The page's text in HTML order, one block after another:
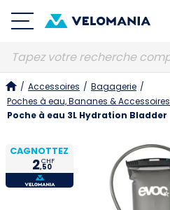
/ Accessoires / Bagagerie /
Poches à eau, Bananes & Accessoires
Poche à eau 3L Hydration Bladder
CAGNOTTEZ
2,50
CHF